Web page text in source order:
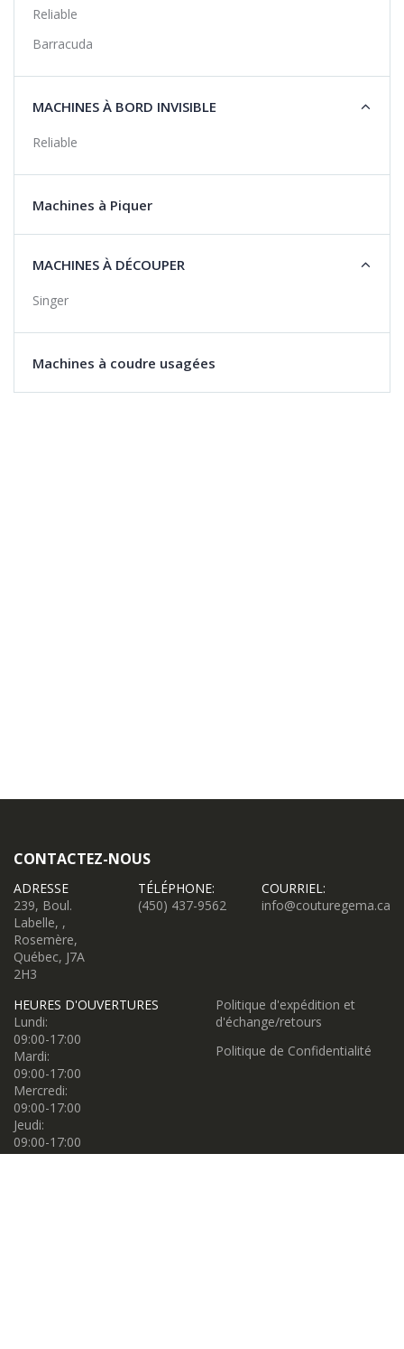
Reliable
Barracuda
MACHINES À BORD INVISIBLE
Reliable
Machines à Piquer
MACHINES À DÉCOUPER
Singer
Machines à coudre usagées
CONTACTEZ-NOUS
ADRESSE
239, Boul.
Labelle, ,
Rosemère,
Québec, J7A
2H3
TÉLÉPHONE:
(450) 437-9562
COURRIEL:
info@couturegema.ca
HEURES D'OUVERTURES
Lundi:
09:00-17:00
Mardi:
09:00-17:00
Mercredi:
09:00-17:00
Jeudi:
09:00-17:00
Vendredi:
Politique d'expédition et
d'échange/retours
Politique de Confidentialité